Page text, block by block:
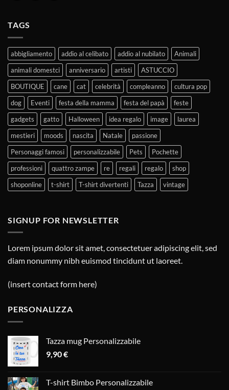
TAGS
abbigliamento addio al celibato addio al nubilato
Animali
animali domestci
anniversario artisti
ASTUCCIO
BOUTIQUE
cane cat celebrità compleanno
cultura pop
dog
Eventi festa della mamma festa del papà
feste
gadgets
gatto Halloween idea regalo image
laurea
mestieri
moods nascita Natale
passione
Personaggi famosi
personalizzabile Pets
Pochette
professioni
quattro zampe re regali regalo
shop
shoponline
t-shirt T-shirt divertenti Tazza vintage
SIGNUP FOR NEWSLETTER
Lorem ipsum dolor sit amet, consectetuer adipiscing elit, sed
diam nonummy nibh euismod tincidunt ut laoreet.
(insert contact form here)
PERSONALIZZA
Tazza mug Personalizzabile
9,90€
T-shirt Bimbo Personalizzabile